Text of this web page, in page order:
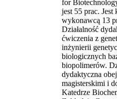
for
jest 55 prac.
wykonawcą 13
Działalność
ćwiczenia z
inżynierii
biologicznych
biopolimerów.
dydaktyczna
magisterskimi i
Katedrze